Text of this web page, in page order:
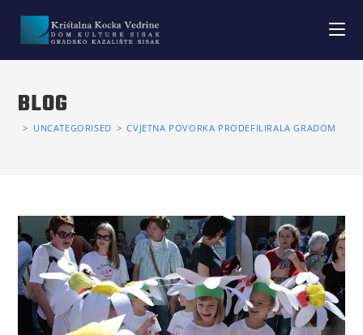
BLOG
> UNCATEGORISED > CVJETNA POVORKA PRODEFILIRALA GRADOM